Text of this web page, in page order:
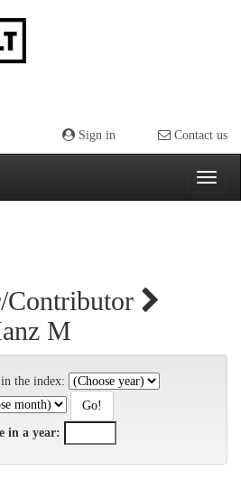
Sign in Contact us
M
the index:
in a year: